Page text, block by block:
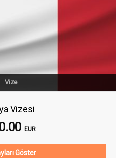
Vize
Vizesi
EUR
Göster